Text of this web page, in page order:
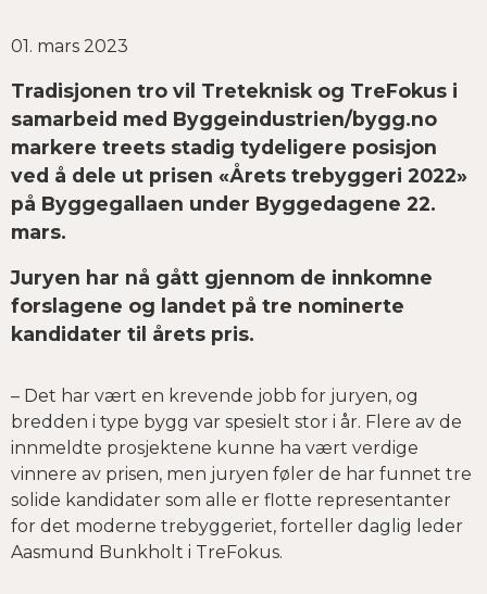
01. mars 2023
Tradisjonen tro vil Treteknisk og TreFokus i
samarbeid med Byggeindustrien/bygg.no
markere treets stadig tydeligere posisjon
ved å dele ut prisen «Årets trebyggeri 2022»
på Byggegallaen under Byggedagene 22.
mars.
Juryen har nå gått gjennom de innkomne
forslagene og landet på tre nominerte
kandidater til årets pris.
– Det har vært en krevende jobb for juryen, og
bredden i type bygg var spesielt stor i år. Flere av de
innmeldte prosjektene kunne ha vært verdige
vinnere av prisen, men juryen føler de har funnet tre
solide kandidater som alle er flotte representanter
for det moderne trebyggeriet, forteller daglig leder
Aasmund Bunkholt i TreFokus.